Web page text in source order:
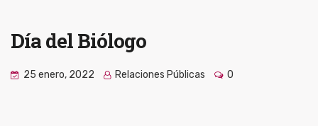
Día del Biólogo
25 enero, 2022 Relaciones Públicas 0